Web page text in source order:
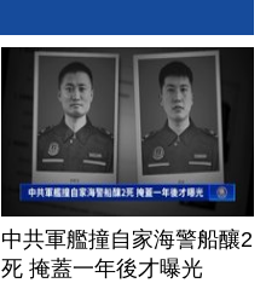
中共軍艦撞自家海警船釀2
死 掩蓋一年後才曝光